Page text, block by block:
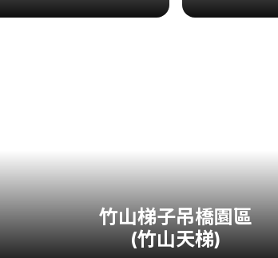
竹山梯子吊橋園區
(竹山天梯)